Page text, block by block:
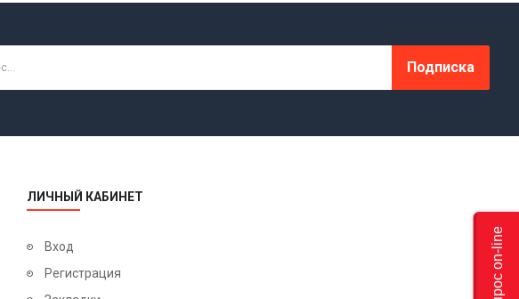
Подписка
ЛИЧНЫЙ КАБИНЕТ
Вход
Регистрация